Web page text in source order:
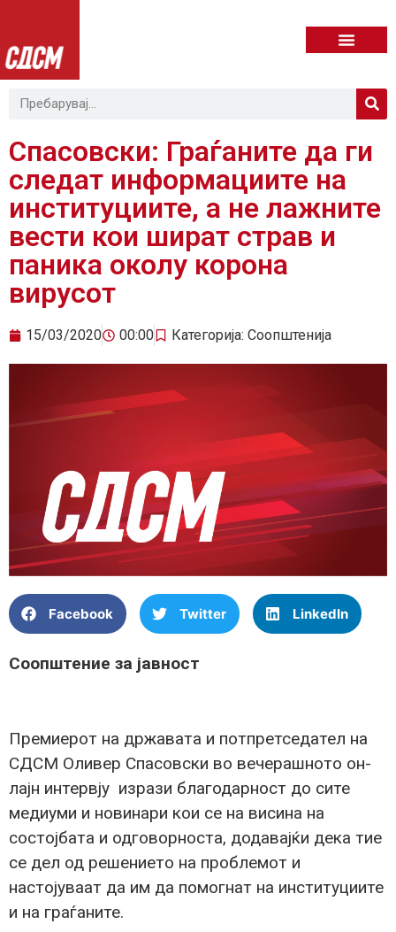
Спасовски: Граѓаните да ги
следат информациите на
институциите, а не лажните
вести кои шират страв и
паника околу корона
вирусот
15/03/2020 00:00 Категорија: Соопштенија
Facebook Twitter LinkedIn
Соопштение за јавност
Премиерот на државата и потпретседател на
СДСМ Оливер Спасовски во вечерашното он-
лајн интервју изрази благодарност до сите
медиуми и новинари кои се на висина на
состојбата и одговорноста, додавајќи дека тие
се дел од решението на проблемот и
настојуваат да им да помогнат на институциите
и на граѓаните.